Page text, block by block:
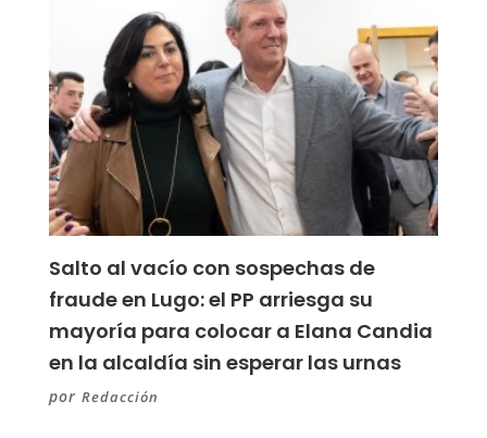
Salto al vacío con sospechas de
fraude en Lugo: el PP arriesga su
mayoría para colocar a Elana Candia
en la alcaldía sin esperar las urnas
por Redacción